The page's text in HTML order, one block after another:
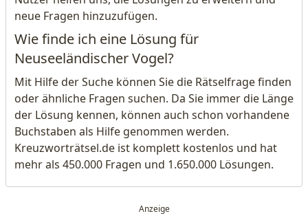
neue Fragen hinzuzufügen.
Wie finde ich eine Lösung für
Neuseeländischer Vogel?
Mit Hilfe der Suche können Sie die Rätselfrage finden
oder ähnliche Fragen suchen. Da Sie immer die Länge
der Lösung kennen, können auch schon vorhandene
Buchstaben als Hilfe genommen werden.
Kreuzworträtsel.de ist komplett kostenlos und hat
mehr als 450.000 Fragen und 1.650.000 Lösungen.